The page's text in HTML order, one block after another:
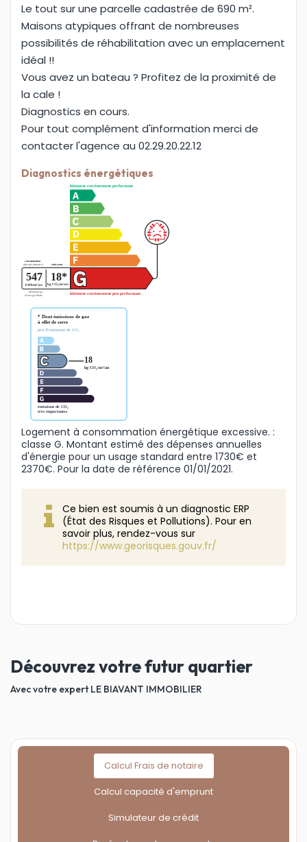
Le tout sur une parcelle cadastrée de 690 m².
Maisons atypiques offrant de nombreuses
possibilités de réhabilitation avec un emplacement
idéal !!
Vous avez un bateau ? Profitez de la proximité de
la cale !
Diagnostics en cours.
Pour tout complément d'information merci de
contacter l'agence au 02.29.20.22.12
Diagnostics énergétiques
Logement à consommation énergétique excessive. :
classe G. Montant estimé des dépenses annuelles
d'énergie pour un usage standard entre 1730€ et
2370€. Pour la date de référence 01/01/2021.
Ce bien est soumis à un diagnostic ERP
(État des Risques et Pollutions). Pour en
savoir plus, rendez-vous sur
https://www.georisques.gouv.fr/
Découvrez votre futur quartier
Avec votre expert LE BIAVANT IMMOBILIER
Calcul Frais de notaire
Calcul capacité d'emprunt
Simulateur de crédit